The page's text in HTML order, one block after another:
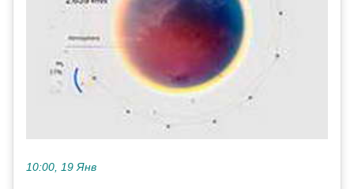
10:00, 19 Янв